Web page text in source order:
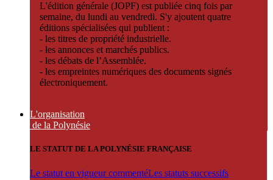
L'édition générale (JOPF) est publiée cinq fois par
semaine, du lundi au vendredi. S'y ajoutent quatre
éditions spécialisées qui publient :
- les titres de propriété industrielle.
- les annonces et marchés publics.
- les débats de l’Assemblée.
- les empreintes numériques des documents signés
électroniquement.
L'organisation
de la Polynésie
LE STATUT DE LA POLYNÉSIE FRANÇAISE
Le statut en vigueur commentéLes statuts successifs